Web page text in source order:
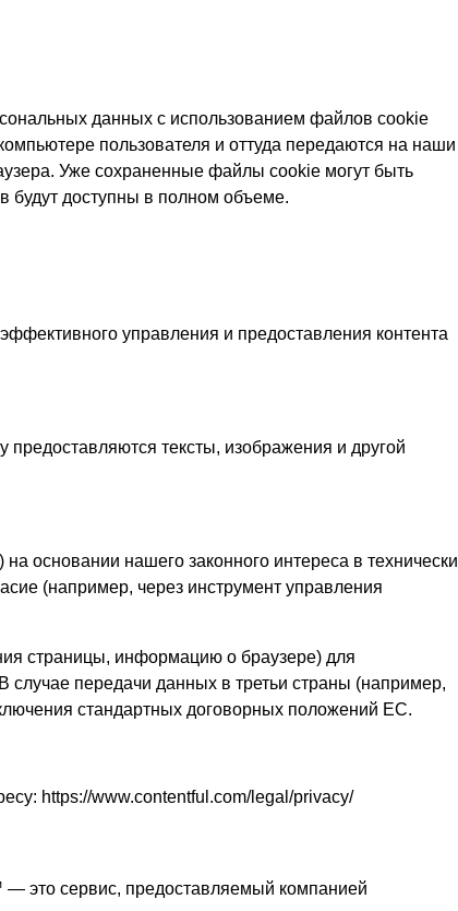
данных с использованием файлов cookie
пользователя и оттуда передаются на наши
Уже сохраненные файлы cookie могут быть
доступны в полном объеме.
управления и предоставления контента
тексты, изображения и другой
основании нашего законного интереса в технически
(например, через инструмент управления
страницы, информацию о браузере) для
случае передачи данных в третьи страны (например,
стандартных договорных положений ЕС.
https://www.contentful.com/legal/privacy/
это сервис, предоставляемый компанией